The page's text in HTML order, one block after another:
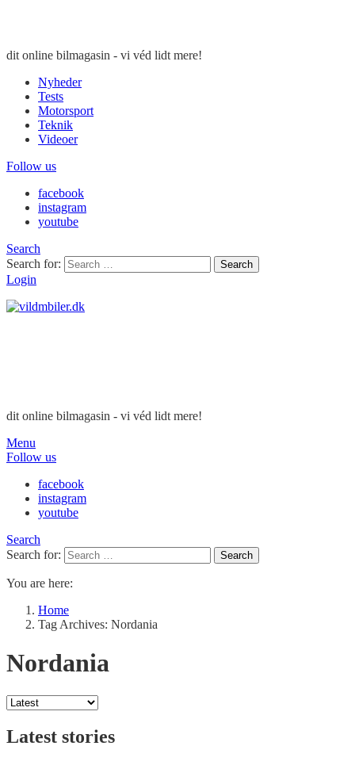
dit online bilmagasin - vi véd lidt mere!
Nyheder
Tests
Motorsport
Teknik
Videoer
Follow us
facebook
instagram
youtube
Search
Search for:
Search
Login
dit online bilmagasin - vi véd lidt mere!
Menu
Follow us
facebook
instagram
youtube
Search
Search for:
Search
You are here:
Home
Tag Archives: Nordania
Nordania
Latest stories